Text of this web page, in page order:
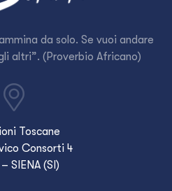
da solo. Se vuoi andare
altri”. (Proverbio Africano)
Toscane
Consorti 4
SIENA (SI)